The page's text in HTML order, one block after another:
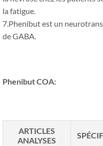
la fatigue.
7.Phenibut est un
de GABA.
Phenibut COA:
ARTICLES
ANALYSES